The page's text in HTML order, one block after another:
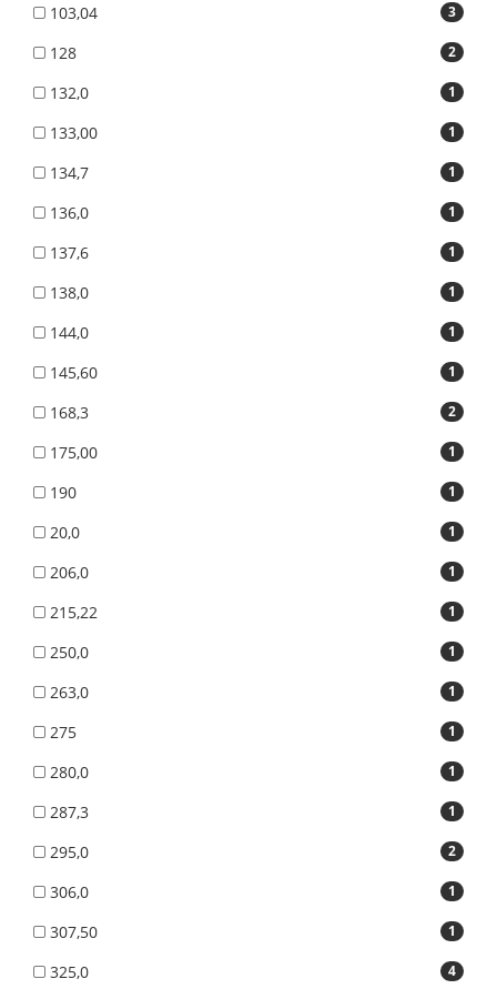
3
103,04
2
128
1
132,0
1
133,00
1
134,7
1
136,0
1
137,6
1
138,0
1
144,0
1
145,60
2
168,3
1
175,00
1
190
1
20,0
1
206,0
1
215,22
1
250,0
1
263,0
1
275
1
280,0
1
287,3
2
295,0
1
306,0
1
307,50
4
325,0